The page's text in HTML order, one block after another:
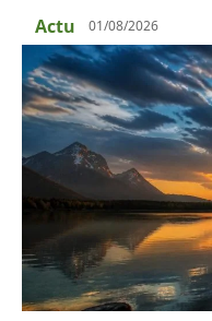
Actu 01/08/2026